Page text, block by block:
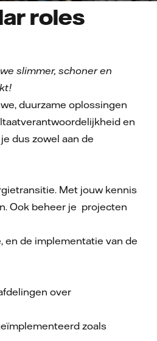
roles
slimmer, schoner en
duurzame oplossingen
en
dus zowel aan de
Met jouw kennis
Ook beheer je projecten
de implementatie van de
over
zoals